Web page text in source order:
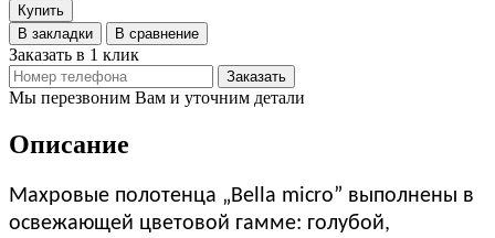
Купить
В закладки
В сравнение
Заказать в 1 клик
Заказать
Мы перезвоним Вам и уточним детали
Описание
Махровые полотенца „Bella micro” выполнены в
освежающей цветовой гамме: голубой,